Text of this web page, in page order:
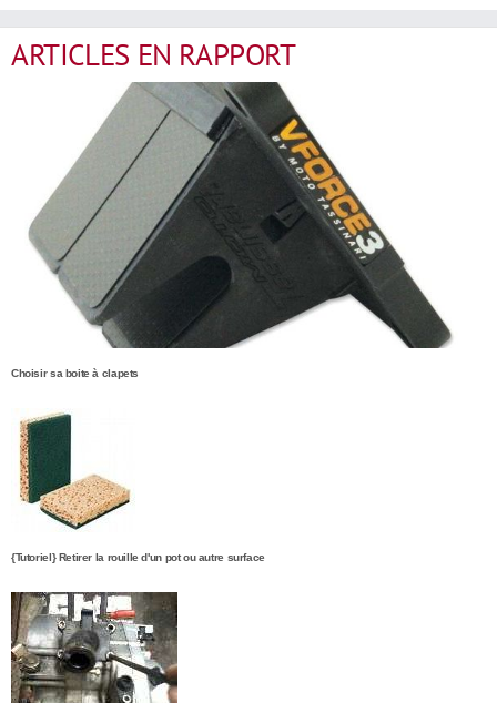
ARTICLES EN RAPPORT
Choisir sa boite à clapets
{Tutoriel} Retirer la rouille d'un pot ou autre surface